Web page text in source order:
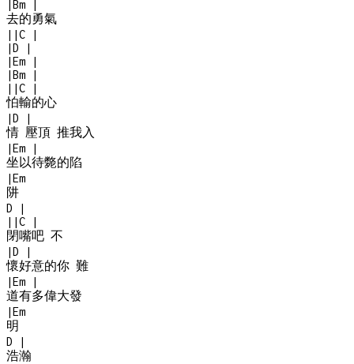
Bm
去的勇氣
| |C
|
|D
|
|Em
|
|Bm
|
| |C
|
怕輸的心
|D
|
情 壓頂 推我入
|Em
|
坐以待斃的陷
|Em
阱
D
|
| |C
|
閉嘴吧 不
|D
|
懷好意的你 難
|Em
|
道有多偉大發
|Em
明
D
|
浩瀚